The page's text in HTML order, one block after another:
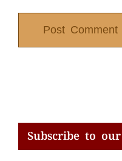
Subscribe to